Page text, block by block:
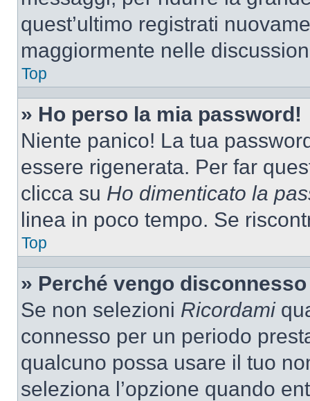
quest’ultimo registrati
maggiormente nelle
Top
» Ho perso la mia password!
Niente panico! La tua
essere rigenerata. Per far
clicca su Ho dimenticato la
linea in poco tempo. Se
Top
» Perché vengo
Se non selezioni Ricordami
connesso per un periodo
qualcuno possa usare il tuo
seleziona l’opzione quando